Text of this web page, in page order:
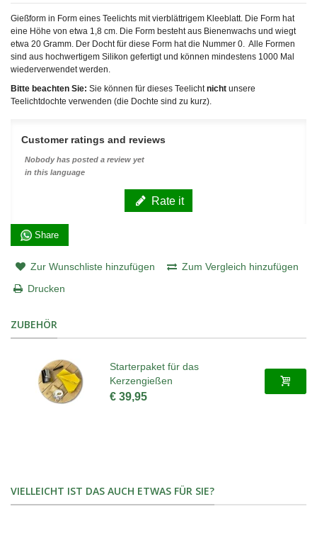
Gießform in Form eines Teelichts mit vierblättrigem Kleeblatt. Die Form hat
eine Höhe von etwa 1,8 cm. Die Form besteht aus Bienenwachs und wiegt
etwa 20 Gramm. Der Docht für diese Form hat die Nummer 0. Alle Formen
sind aus hochwertigem Silikon gefertigt und können mindestens 1000 Mal
wiederverwendet werden.
Bitte beachten Sie: Sie können für dieses Teelichtnicht unsere
Teelichtdochte verwenden (die Dochte sind zu kurz).
Customer ratings and reviews
Nobody has posted a review yet
in this language
Rate it
Share
Zur Wunschliste hinzufügen
Zum Vergleich hinzufügen
Drucken
ZUBEHÖR
Starterpaket für das
Kerzengießen
€ 39,95
VIELLEICHT IST DAS AUCH ETWAS FÜR SIE?